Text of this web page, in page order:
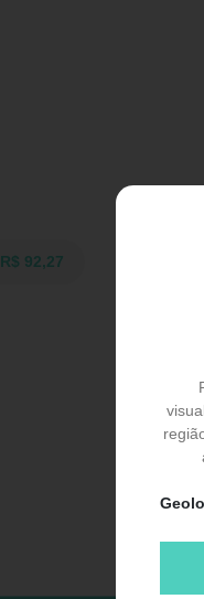
R$ 92,27